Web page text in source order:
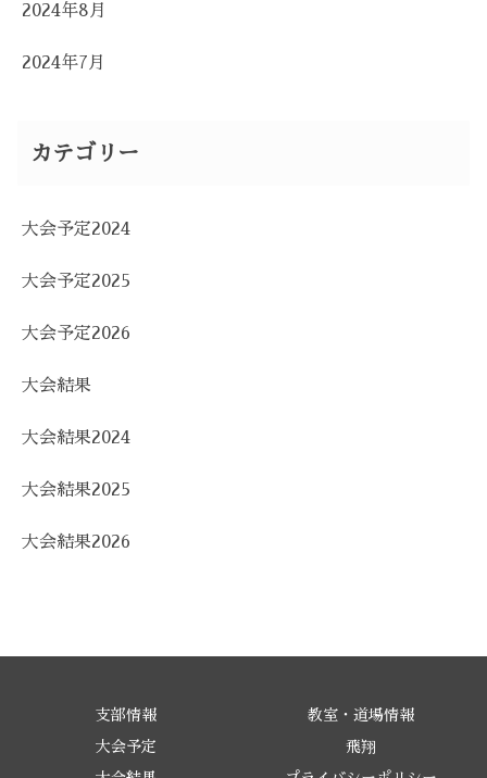
2024年8月
2024年7月
カテゴリー
大会予定2024
大会予定2025
大会予定2026
大会結果
大会結果2024
大会結果2025
大会結果2026
支部情報 教室・道場情報
大会予定 飛翔